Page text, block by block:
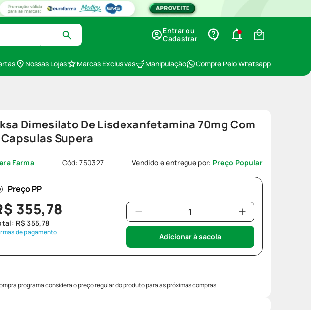
Entrar ou
Cadastrar
Nossas Lojas Marcas Exclusivas Manipulação Compre Pelo Whatsapp
Dimesilato De Lisdexanfetamina 70mg Com
Supera
Farma Cód:750327 Vendido e entregue por: Preço Popular
Preço PP
355,78
R$ 355,78
de pagamento Adicionar à sacola
programa considera o preço regular do produto para as próximas compras.